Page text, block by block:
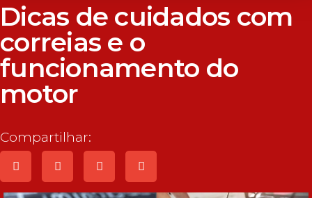
Dicas de cuidados com
correias e o
funcionamento do
motor
Compartilhar: